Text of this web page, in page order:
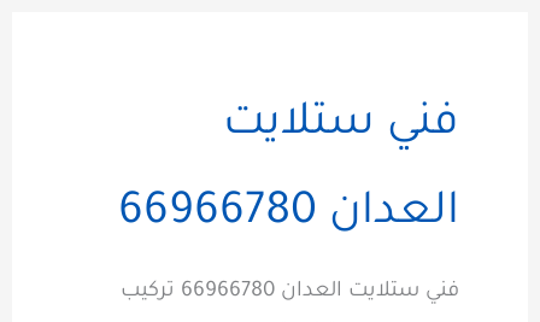
فني ستلايت
العدان 66966780
فني ستلايت العدان 66966780 تركيب